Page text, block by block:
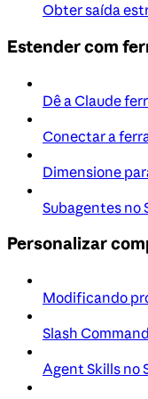
Obter saída
Estender com
Dê a Claude
Conectar a
Dimensione
Subagentes no
Personalizar
Modificando
Slash
Agent Skills no